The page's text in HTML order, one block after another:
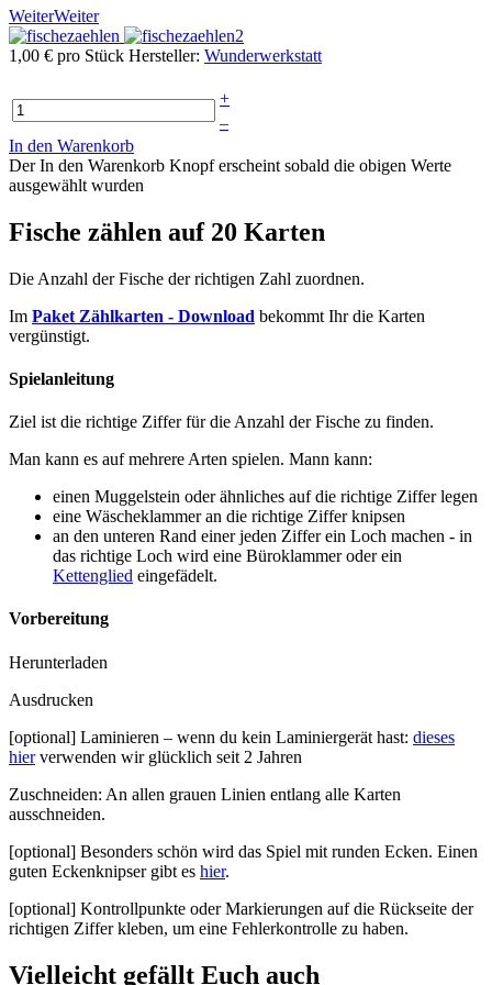
WeiterWeiter
1,00 € pro Stück Hersteller: Wunderwerkstatt
+
–
In den Warenkorb
Der In den Warenkorb Knopf erscheint sobald die obigen Werte
ausgewählt wurden
Fische zählen auf 20 Karten
Die Anzahl der Fische der richtigen Zahl zuordnen.
Im Paket Zählkarten - Download bekommt Ihr die Karten
vergünstigt.
Spielanleitung
Ziel ist die richtige Ziffer für die Anzahl der Fische zu finden.
Man kann es auf mehrere Arten spielen. Mann kann:
einen Muggelstein oder ähnliches auf die richtige Ziffer legen
eine Wäscheklammer an die richtige Ziffer knipsen
an den unteren Rand einer jeden Ziffer ein Loch machen - in
das richtige Loch wird eine Büroklammer oder ein
Kettenglied eingefädelt.
Vorbereitung
Herunterladen
Ausdrucken
[optional] Laminieren – wenn du kein Laminiergerät hast: dieses
hierverwenden wir glücklich seit 2 Jahren
Zuschneiden: An allen grauen Linien entlang alle Karten
ausschneiden.
[optional] Besonders schön wird das Spiel mit runden Ecken. Einen
guten Eckenknipser gibt es hier.
[optional] Kontrollpunkte oder Markierungen auf die Rückseite der
richtigen Ziffer kleben, um eine Fehlerkontrolle zu haben.
Vielleicht gefällt Euch auch